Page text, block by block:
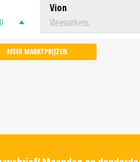
Vion
Vleesvarkens
MEER MARKTPRIJZEN